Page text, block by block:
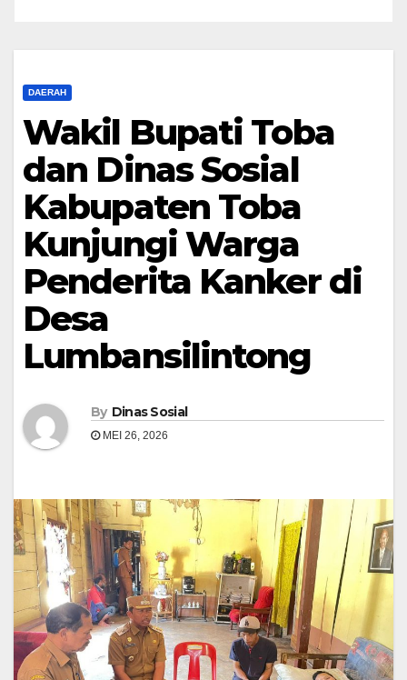
DAERAH
Wakil Bupati Toba
dan Dinas Sosial
Kabupaten Toba
Kunjungi Warga
Penderita Kanker di
Desa
Lumbansilintong
By Dinas Sosial
MEI 26, 2026